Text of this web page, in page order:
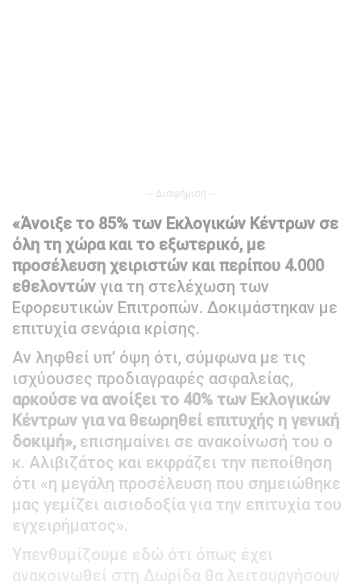
-- Διαφήμιση --
«Άνοιξε το 85% των Εκλογικών Κέντρων σε
όλη τη χώρα και το εξωτερικό, με
προσέλευση χειριστών και περίπου 4.000
εθελοντών για τη στελέχωση των
Εφορευτικών Επιτροπών. Δοκιμάστηκαν με
επιτυχία σενάρια κρίσης.
Αν ληφθεί υπ’ όψη ότι, σύμφωνα με τις
ισχύουσες προδιαγραφές ασφαλείας,
αρκούσε να ανοίξει το 40% των Εκλογικών
Κέντρων για να θεωρηθεί επιτυχής η γενική
δοκιμή», επισημαίνει σε ανακοίνωσή του ο
κ. Αλιβιζάτος και εκφράζει την πεποίθηση
ότι «η μεγάλη προσέλευση που σημειώθηκε
μας γεμίζει αισιοδοξία για την επιτυχία του
εγχειρήματος».
Υπενθυμίζουμε εδώ ότι όπως έχει
ανακοινωθεί στη Δωρίδα θα λειτουργήσουν